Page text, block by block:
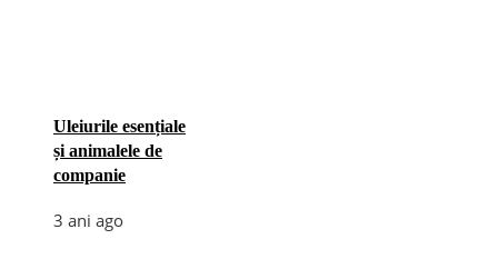
Uleiurile esențiale
și animalele de
companie
3 ani ago